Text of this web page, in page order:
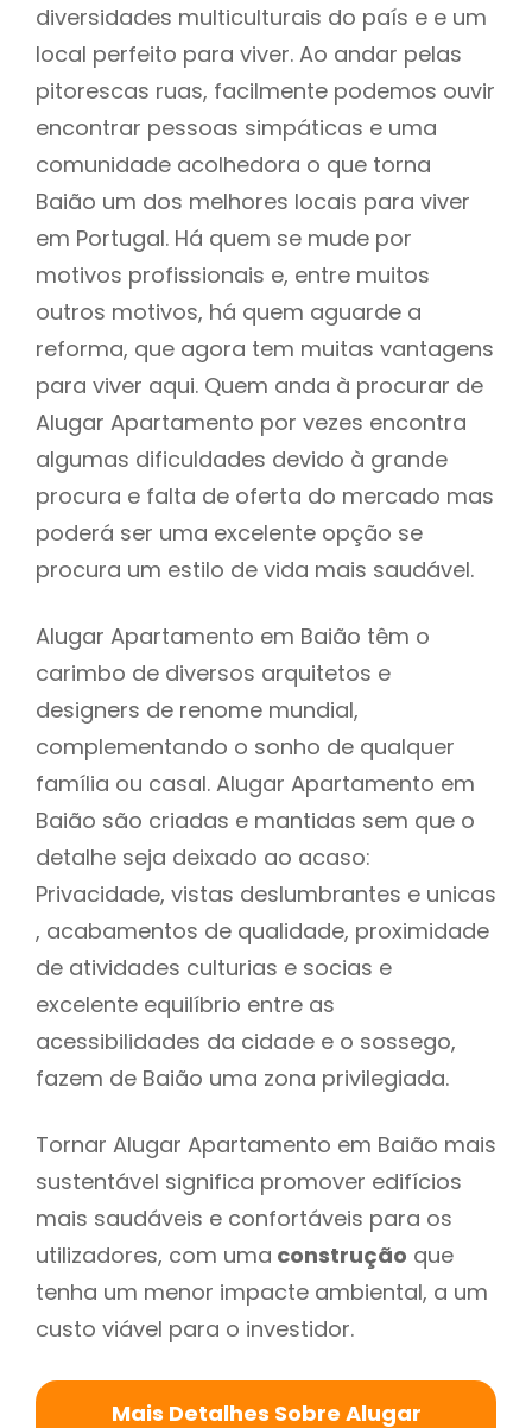
diversidades multiculturais do país e e um
local perfeito para viver. Ao andar pelas
pitorescas ruas, facilmente podemos ouvir
encontrar pessoas simpáticas e uma
comunidade acolhedora o que torna
Baião um dos melhores locais para viver
em Portugal. Há quem se mude por
motivos profissionais e, entre muitos
outros motivos, há quem aguarde a
reforma, que agora tem muitas vantagens
para viver aqui. Quem anda à procurar de
Alugar Apartamento por vezes encontra
algumas dificuldades devido à grande
procura e falta de oferta do mercado mas
poderá ser uma excelente opção se
procura um estilo de vida mais saudável.
Alugar Apartamento em Baião têm o
carimbo de diversos arquitetos e
designers de renome mundial,
complementando o sonho de qualquer
família ou casal. Alugar Apartamento em
Baião são criadas e mantidas sem que o
detalhe seja deixado ao acaso:
Privacidade, vistas deslumbrantes e unicas
, acabamentos de qualidade, proximidade
de atividades culturias e socias e
excelente equilíbrio entre as
acessibilidades da cidade e o sossego,
fazem de Baião uma zona privilegiada.
Tornar Alugar Apartamento em Baião mais
sustentável significa promover edifícios
mais saudáveis e confortáveis para os
utilizadores, com uma construção que
tenha um menor impacte ambiental, a um
custo viável para o investidor.
Mais Detalhes Sobre Alugar